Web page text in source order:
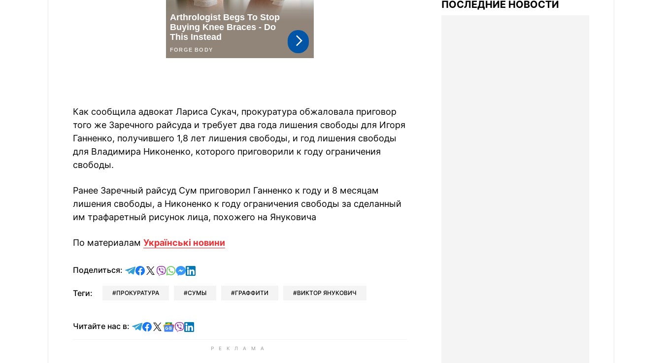
Как сообщила адвокат Лариса Сукач, прокуратура обжаловала приговор
того же Заречного райсуда и требует два года лишения свободы для Игоря
Ганненко, получившего 1,8 лет лишения свободы, и год лишения свободы
для Владимира Никоненко, которого приговорили к году ограничения
свободы.
Ранее Заречный райсуд Сум приговорил Ганненко к году и 8 месяцам
лишения свободы, а Никоненко к году ограничения свободы за сделанный
им трафаретный рисунок лица, похожего на Януковича
По материалам Українські новини
Поделиться: отправить в Telegram
поделиться в Facebook
поделиться в X
отправить в Viber
отправить в Whatsapp
отправить в Messenger
отправить в LinkedIn
Теги: ПРОКУРАТУРА СУМЫ ГРАФФИТИ ВИКТОР ЯНУКОВИЧ
Читайте нас в: Читайте в Telegram
Читайте в Facebook
Читайте в X
Читайте в Google news
Читайте в Viber
Читайте в LinkedIn
ПОСЛЕДНИЕ НОВОСТИ